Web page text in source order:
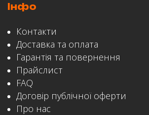
Інфо
Контакти
Доставка та оплата
Гарантія та повернення
Прайслист
FAQ
Договір публічної оферти
Про нас